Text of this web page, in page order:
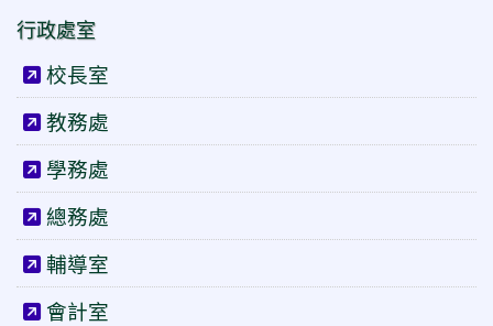
行政處室
校長室
教務處
學務處
總務處
輔導室
會計室